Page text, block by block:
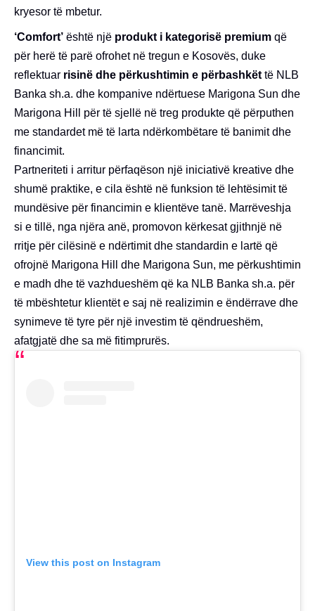
kryesor të mbetur.
‘Comfort’ është një produkt i kategorisë premium që
për herë të parë ofrohet në tregun e Kosovës, duke
reflektuar risinë dhe përkushtimin e përbashkët të NLB
Banka sh.a. dhe kompanive ndërtuese Marigona Sun dhe
Marigona Hill për të sjellë në treg produkte që përputhen
me standardet më të larta ndërkombëtare të banimit dhe
financimit.
Partneriteti i arritur përfaqëson një iniciativë kreative dhe
shumë praktike, e cila është në funksion të lehtësimit të
mundësive për financimin e klientëve tanë. Marrëveshja
si e tillë, nga njëra anë, promovon kërkesat gjithnjë në
rritje për cilësinë e ndërtimit dhe standardin e lartë që
ofrojnë Marigona Hill dhe Marigona Sun, me përkushtimin
e madh dhe të vazhdueshëm që ka NLB Banka sh.a. për
të mbështetur klientët e saj në realizimin e ëndërrave dhe
synimeve të tyre për një investim të qëndrueshëm,
afatgjatë dhe sa më fitimprurës.
View this post on Instagram